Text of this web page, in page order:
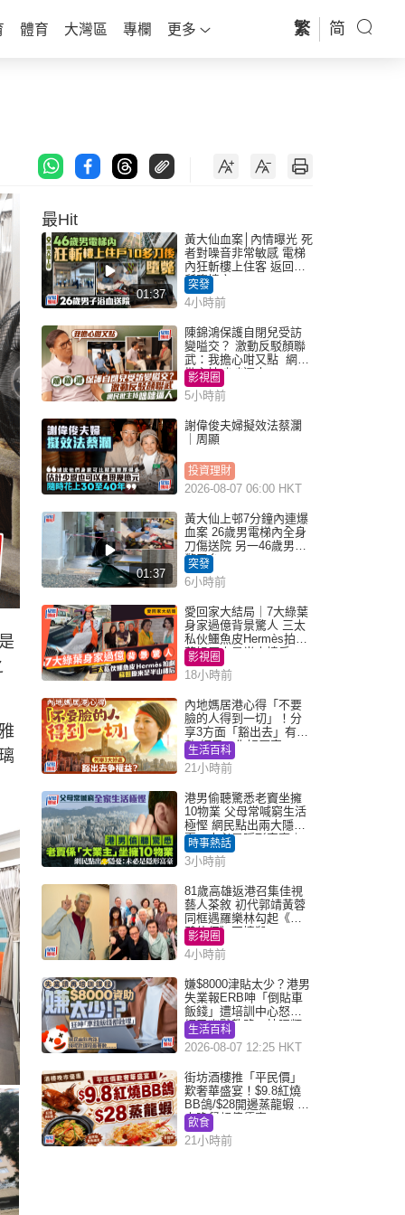
體育 大灣區 專欄 更多 繁 简
最Hit
01:37
黃大仙血案│內情曝光 死
者對噪音非常敏感 電梯
內狂斬樓上住客 返回住
所墮樓亡
突發
4小時前
陳錦鴻保護自閉兒受訪
變嗌交？ 激動反駁顏聯
武：我擔心咁又點 網民
批主持咄咄逼人
影視圈
5小時前
謝偉俊夫婦擬效法蔡瀾
｜周顯
投資理財
2026-08-07 06:00 HKT
01:37
黃大仙上邨7分鐘內連爆
血案 26歲男電梯內全身
刀傷送院 另一46歲男倒
斃平台
突發
6小時前
愛回家大結局｜7大綠葉
身家過億背景驚人 三太
私伙鱷魚皮Hermès拍劇
蘇姐原來是半山樓后
影視圈
18小時前
內地媽居港心得「不要
臉的人得到一切」！分
享3方面「豁出去」有著
數 網民：你好厲害
生活百科
21小時前
港男偷聽驚悉老竇坐擁
10物業 父母常喊窮生活
極慳 網民點出兩大隱
憂：未必是隱形富豪｜
Juicy叮
時事熱話
3小時前
81歲高雄返港召集佳視
藝人茶敘 初代郭靖黃蓉
同框遇羅樂林勾起《神
鵰俠侶》回憶殺
影視圈
4小時前
嫌$8000津貼太少？港男
失業報ERB呻「倒貼車
飯錢」遭培訓中心怒轟
網民幽默教路：揀呢類
課程唔會蝕...
生活百科
2026-08-07 12:25 HKT
街坊酒樓推「平民價」
歎奢華盛宴！$9.8紅燒
BB鴿/$28開邊蒸龍蝦 3
大晚餐超值優惠
飲食
21小時前